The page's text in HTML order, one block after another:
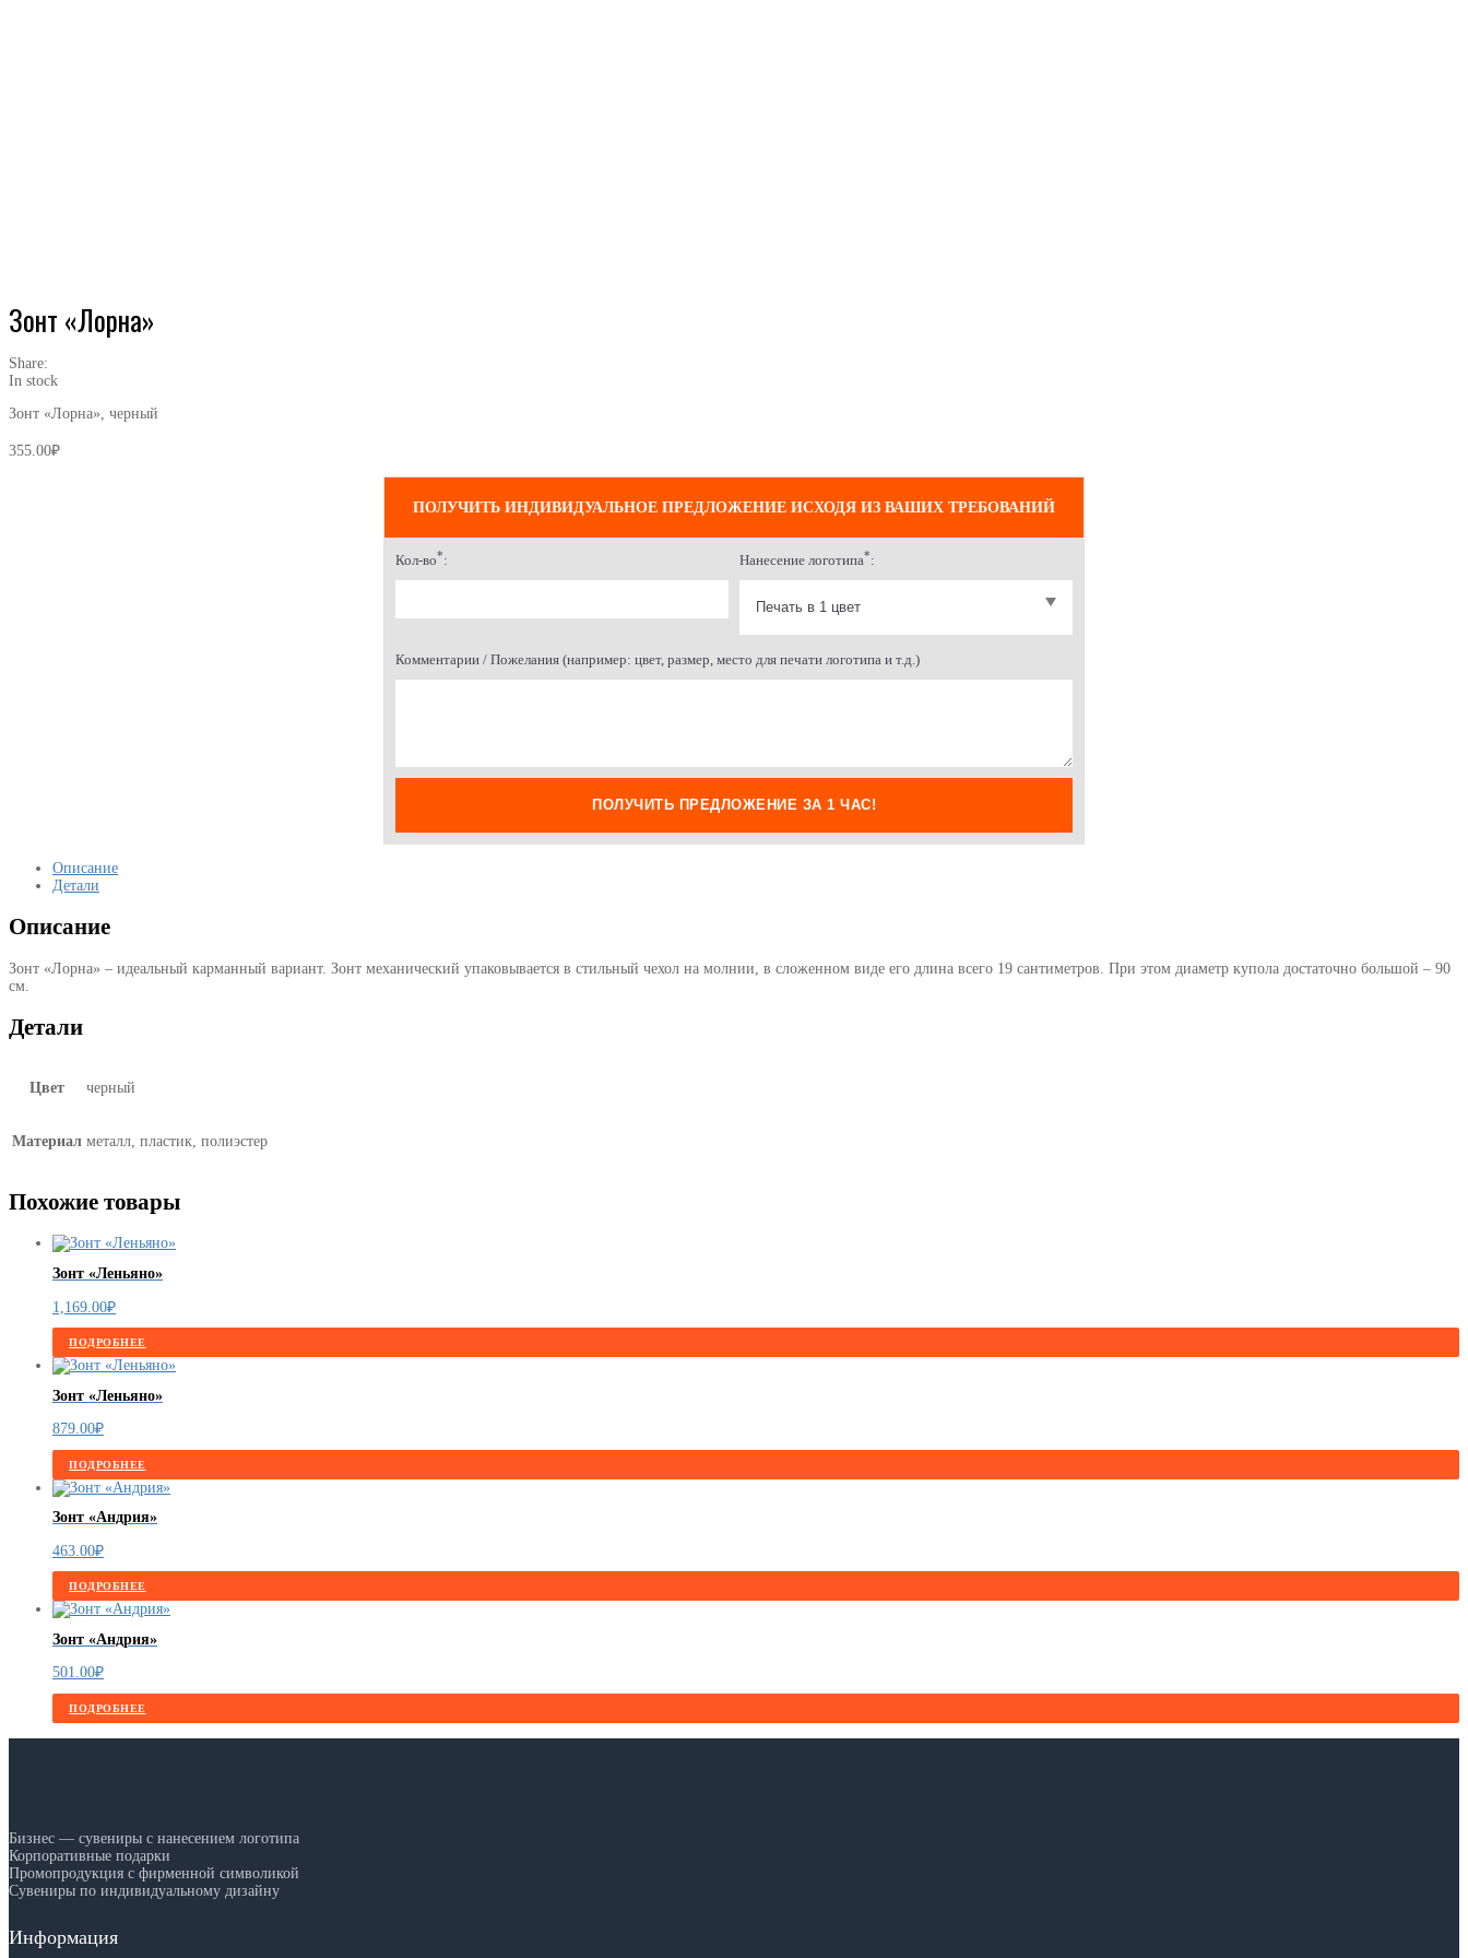
Зонт «Лорна»
Share:
In stock
Зонт «Лорна», черный
355.00₽
ПОЛУЧИТЬ ИНДИВИДУАЛЬНОЕ ПРЕДЛОЖЕНИЕ ИСХОДЯ ИЗ ВАШИХ ТРЕБОВАНИЙ
Кол-во*: Нанесение логотипа*:
Комментарии / Пожелания (например: цвет, размер, место для печати логотипа и т.д.)
ПОЛУЧИТЬ ПРЕДЛОЖЕНИЕ ЗА 1 ЧАС!
Описание
Детали
Описание
Зонт «Лорна» – идеальный карманный вариант. Зонт механический упаковывается в стильный чехол на молнии, в сложенном виде его длина всего 19 сантиметров. При этом диаметр купола достаточно большой – 90
см.
Детали
Цвет черный
Материал металл, пластик, полиэстер
Похожие товары
Зонт «Леньяно»
1,169.00₽
ПОДРОБНЕЕ
Зонт «Леньяно»
879.00₽
ПОДРОБНЕЕ
Зонт «Андрия»
463.00₽
ПОДРОБНЕЕ
Зонт «Андрия»
501.00₽
ПОДРОБНЕЕ
Бизнес — сувениры с нанесением логотипа
Корпоративные подарки
Промопродукция с фирменной символикой
Сувениры по индивидуальному дизайну
Информация